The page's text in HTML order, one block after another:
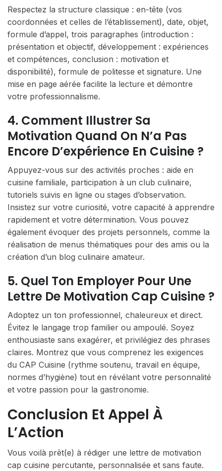
Respectez la structure classique : en-tête (vos
coordonnées et celles de l’établissement), date, objet,
formule d’appel, trois paragraphes (introduction :
présentation et objectif, développement : expériences
et compétences, conclusion : motivation et
disponibilité), formule de politesse et signature. Une
mise en page aérée facilite la lecture et démontre
votre professionnalisme.
4. Comment Illustrer Sa
Motivation Quand On N’a Pas
Encore D’expérience En Cuisine ?
Appuyez-vous sur des activités proches : aide en
cuisine familiale, participation à un club culinaire,
tutoriels suivis en ligne ou stages d’observation.
Insistez sur votre curiosité, votre capacité à apprendre
rapidement et votre détermination. Vous pouvez
également évoquer des projets personnels, comme la
réalisation de menus thématiques pour des amis ou la
création d’un blog culinaire amateur.
5. Quel Ton Employer Pour Une
Lettre De Motivation Cap Cuisine ?
Adoptez un ton professionnel, chaleureux et direct.
Évitez le langage trop familier ou ampoulé. Soyez
enthousiaste sans exagérer, et privilégiez des phrases
claires. Montrez que vous comprenez les exigences
du CAP Cuisine (rythme soutenu, travail en équipe,
normes d’hygiène) tout en révélant votre personnalité
et votre passion pour la gastronomie.
Conclusion Et Appel À
L’Action
Vous voilà prêt(e) à rédiger une lettre de motivation
cap cuisine percutante, personnalisée et sans faute.